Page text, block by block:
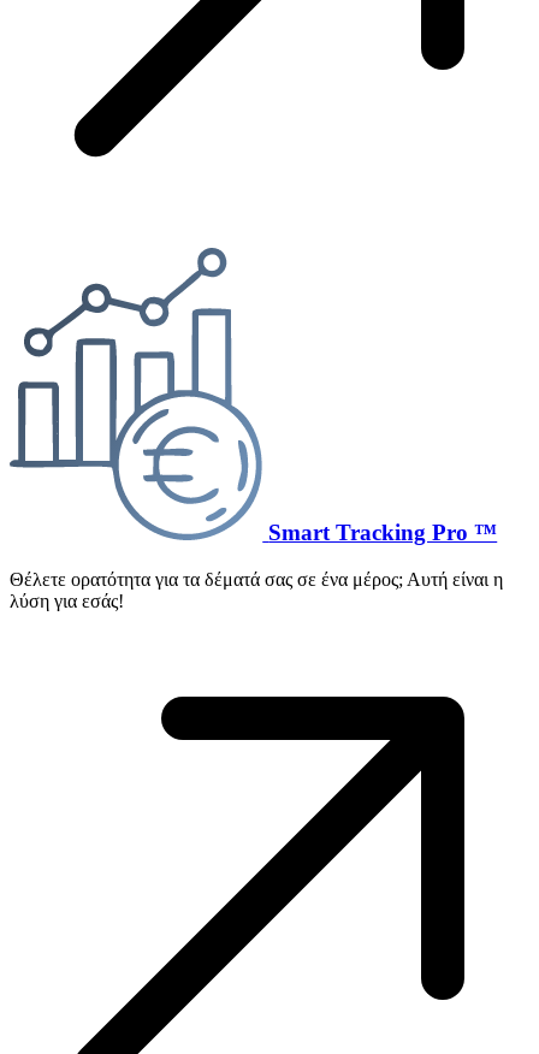
Smart Tracking Pro ™
Θέλετε ορατότητα για τα δέματά σας σε ένα μέρος; Αυτή είναι η
λύση για εσάς!